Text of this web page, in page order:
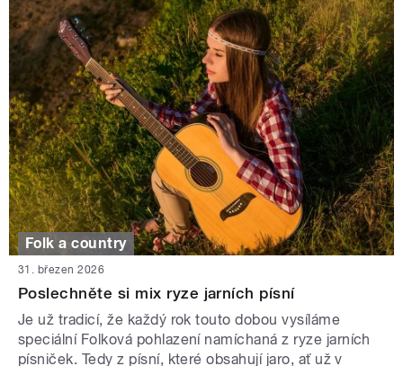
Folk a country
31. březen 2026
Poslechněte si mix ryze jarních písní
Je už tradicí, že každý rok touto dobou vysíláme
speciální Folková pohlazení namíchaná z ryze jarních
písniček. Tedy z písní, které obsahují jaro, ať už v